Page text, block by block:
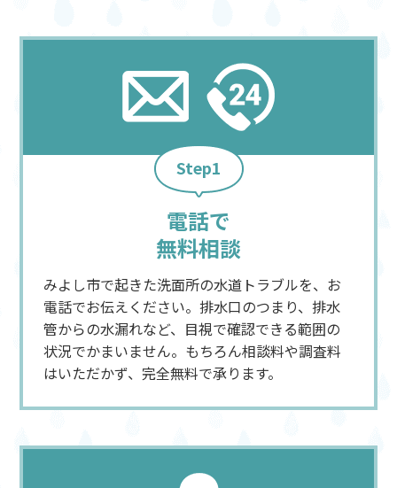
Step1
電話で
無料相談
みよし市で起きた洗面所の水道トラブルを、お
電話でお伝えください。排水口のつまり、排水
管からの水漏れなど、目視で確認できる範囲の
状況でかまいません。もちろん相談料や調査料
はいただかず、完全無料で承ります。